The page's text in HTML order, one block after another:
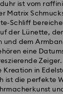
ist vom
Matrix
Schliff
der Lünette,
und dem
eine
Kreation in
ist die perfekte
bis
werden
und versendet.
2-3
EUR 6.95
bei